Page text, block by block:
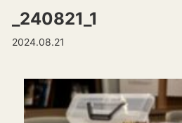
_240821_1
2024.08.21